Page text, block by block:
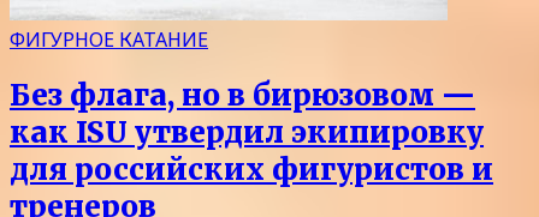
ФИГУРНОЕ КАТАНИЕ
Без флага, но в бирюзовом —
как ISU утвердил экипировку
для российских фигуристов и
тренеров